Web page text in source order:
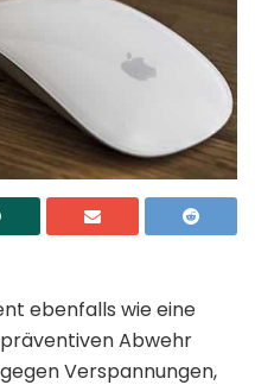
ebenfalls wie eine
Abwehr
Verspannungen,